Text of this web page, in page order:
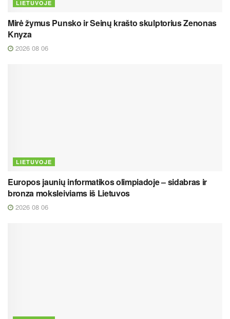
LIETUVOJE
Mirė žymus Punsko ir Seinų krašto skulptorius Zenonas
Knyza
2026 08 06
LIETUVOJE
Europos jaunių informatikos olimpiadoje – sidabras ir
bronza moksleiviams iš Lietuvos
2026 08 06